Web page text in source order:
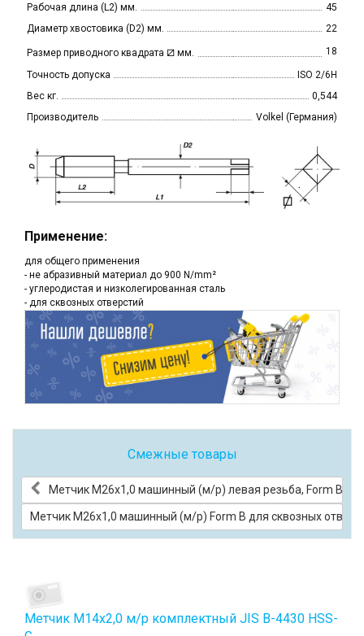
Рабочая длина (L2) мм.
45
Диаметр хвостовика (D2) мм.
22
Размер приводного квадрата ⧄ мм. 18
Точность допуска
ISO 2/6H
Вес кг.
0,544
Производитель
Volkel (Германия)
Применение:
для общего применения
- не абразивный материал до 900 N/mm²
- углеродистая и низколегированная сталь
- для сквозных отверстий
Смежные товары
Метчик M26x1,0 машинный (м/р) левая резьба, Form B
Метчик M26x1,0 машинный (м/р) Form B для сквозных
Метчик М14x2,0 м/р комплектный JIS B-4430 HSS-